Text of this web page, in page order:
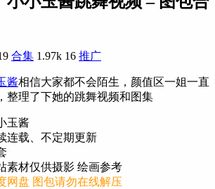
合集 1.97k 16 推广
酱相信大家都不会陌生，颜值区一姐一直
整理了下她的跳舞视频和图集
玉酱
连载、不定期更新
素材仅供摄影 绘画参考
网盘 图包请勿在线解压